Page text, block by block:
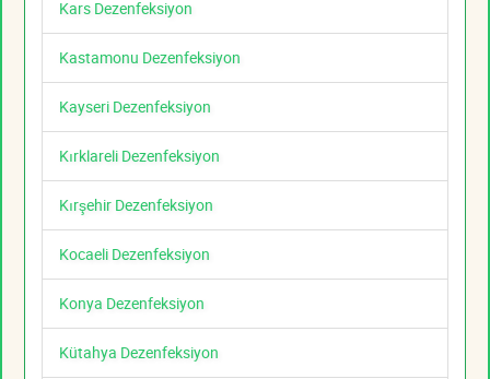
Kars Dezenfeksiyon
Kastamonu Dezenfeksiyon
Kayseri Dezenfeksiyon
Kırklareli Dezenfeksiyon
Kırşehir Dezenfeksiyon
Kocaeli Dezenfeksiyon
Konya Dezenfeksiyon
Kütahya Dezenfeksiyon